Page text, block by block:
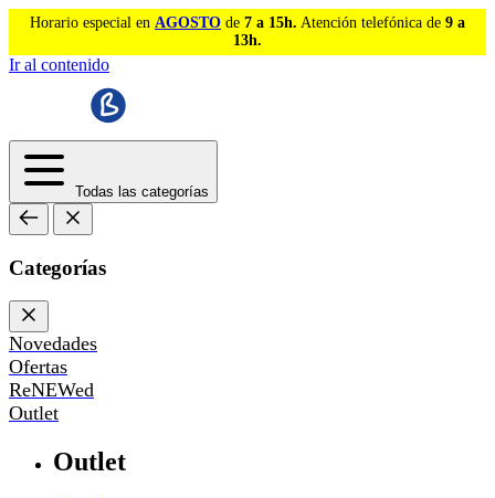
Horario especial en AGOSTO de 7 a 15h. Atención telefónica de 9 a
13h.
Ir al contenido
Todas las categorías
Categorías
Novedades
Ofertas
ReNEWed
Outlet
Outlet